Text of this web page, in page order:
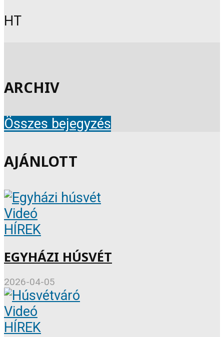
HT
ARCHIV
Összes bejegyzés
AJÁNLOTT
Videó
HÍREK
EGYHÁZI HÚSVÉT
2026-04-05
Videó
HÍREK